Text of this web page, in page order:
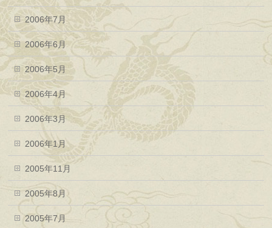
2006年7月
2006年6月
2006年5月
2006年4月
2006年3月
2006年1月
2005年11月
2005年8月
2005年7月